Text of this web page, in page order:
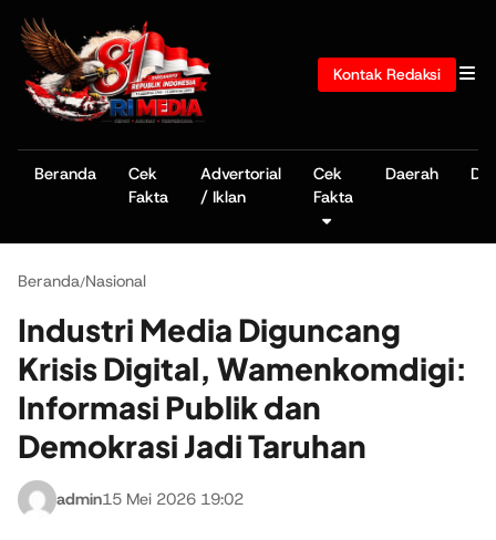
Kontak Redaksi
Beranda
Cek
Fakta
Advertorial
/ Iklan
Cek
Fakta
Daerah
Beranda/Nasional
Industri Media Diguncang
Krisis Digital, Wamenkomdigi:
Informasi Publik dan
Demokrasi Jadi Taruhan
admin15 Mei 2026 19:02